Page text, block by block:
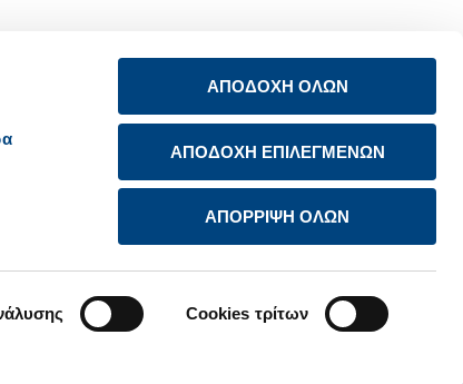
Cookies τρίτων
ΑΠΟΔΟΧΗ ΟΛΩΝ
ΑΠΟΔΟΧΗ ΕΠΙΛΕΓΜΕΝΩΝ
ΑΠΟΡΡΙΨΗ ΟΛΩΝ
Ενημέρωση
δεδομένων των
μετόχων
Avis de confidentialité
Σύνδεση
YouTube